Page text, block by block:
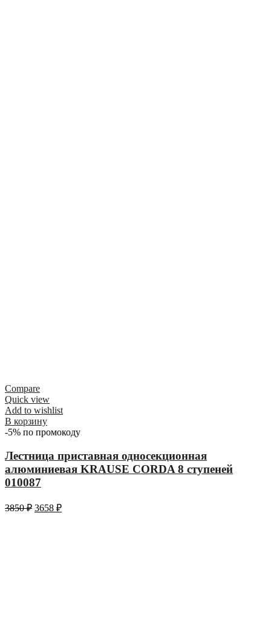
Compare
Quick view
Add to wishlist
В корзину
-5% по промокоду
Лестница приставная односекционная
алюминиевая KRAUSE CORDA 8 ступеней
010087
3850₽ 3658 ₽